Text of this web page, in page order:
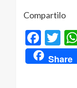
Compartilo
Share